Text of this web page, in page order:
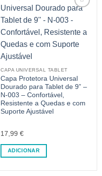
CAPA UNIVERSAL TABLET
Capa Protetora Universal
Dourado para Tablet de 9” –
N-003 – Confortável,
Resistente a Quedas e com
Suporte Ajustável
17,99 €
ADICIONAR